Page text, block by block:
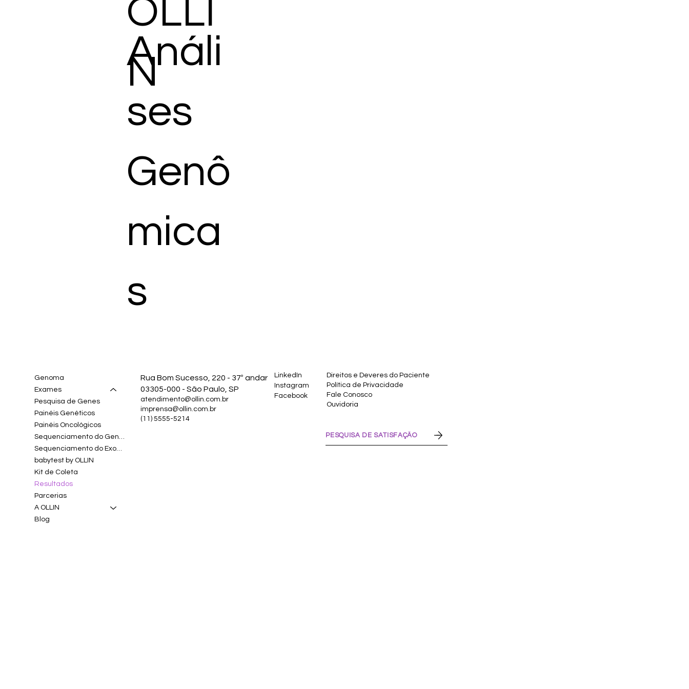
OLLI
N
Análi
ses
Genô
mica
s
Genoma
Exames
Pesquisa de Genes
Painéis Genéticos
Painéis Oncológicos
Sequenciamento do Genoma
Sequenciamento do Exoma
babytest by OLLIN
Kit de Coleta
Resultados
Parcerias
A OLLIN
Blog
Rua Bom Sucesso, 220 - 37º andar
03305-000 - São Paulo, SP
atendimento@ollin.com.br
imprensa@ollin.com.br
(11) 5555-5214
LinkedIn
Instagram
Facebook
Direitos e Deveres do Paciente
Política de Privacidade
Fale Conosco
Ouvidoria
PESQUISA DE SATISFAÇÃO